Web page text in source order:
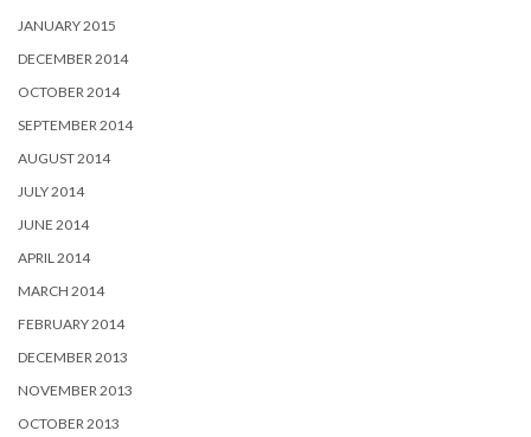
JANUARY 2015
DECEMBER 2014
OCTOBER 2014
SEPTEMBER 2014
AUGUST 2014
JULY 2014
JUNE 2014
APRIL 2014
MARCH 2014
FEBRUARY 2014
DECEMBER 2013
NOVEMBER 2013
OCTOBER 2013